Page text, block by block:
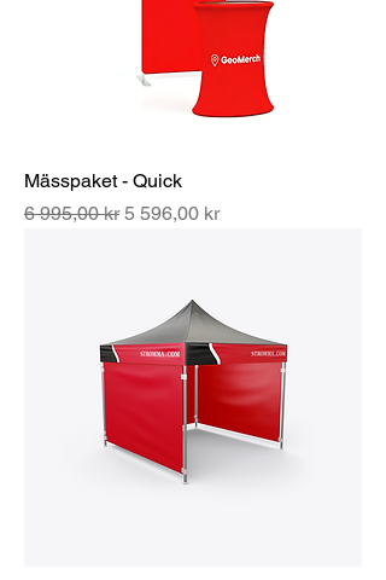
Mässpaket - Quick
Ordinarie pris
6 995,00 kr Reapris
5 596,00 kr